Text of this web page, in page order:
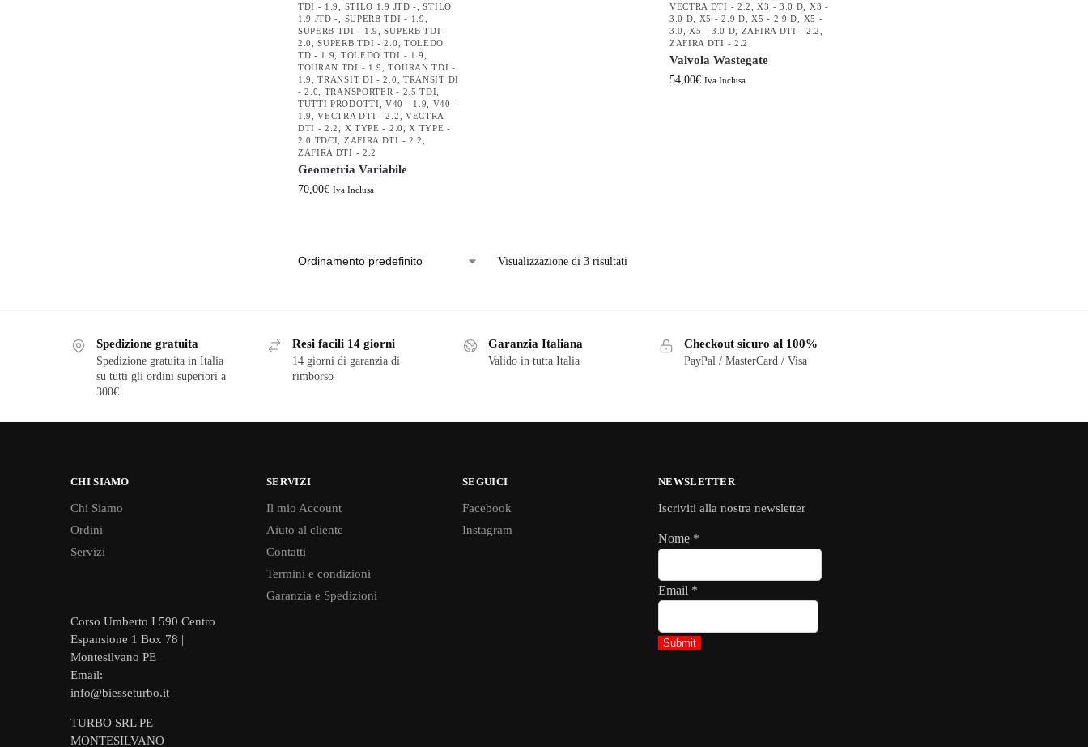
TDI - 1.9
STILO 1.9 JTD - ,STILO
1.9 JTD -
SUPERB TDI - 1.9
SUPERB TDI - 1.9
,SUPERB TDI -
2.0
,SUPERB TDI - 2.0
TOLEDO
TD - 1.9
TOLEDO TDI - 1.9
TOURAN TDI - 1.9
,TOURAN TDI -
1.9
,TRANSIT DI - 2.0
TRANSIT DI
- 2.0
TRANSPORTER - 2.5 TDI
TUTTI PRODOTTI
,V40 - 1.9
V40 -
1.9
,VECTRA DTI - 2.2
VECTRA
DTI - 2.2
X TYPE - 2.0 ,X TYPE -
2.0 TDCI
ZAFIRA DTI - 2.2
ZAFIRA DTI - 2.2
Geometria Variabile
70,00€ Iva Inclusa
VECTRA DTI - 2.2
,X3 - 3.0 D
X3 -
3.0 D
X5 - 2.9 D ,X5 - 2.9 D
X5 -
3.0
,X5 - 3.0 D ZAFIRA DTI - 2.2
ZAFIRA DTI - 2.2
Valvola Wastegate
54,00€ Iva Inclusa
Visualizzazione di 3 risultati
Spedizione gratuita
Spedizione gratuita in Italia
su tutti gli ordini superiori a
300€
Resi facili 14 giorni
14 giorni di garanzia di
rimborso
Garanzia Italiana
Valido in tutta Italia
Checkout sicuro al 100%
PayPal / MasterCard / Visa
CHI SIAMO
Chi Siamo
Ordini
Servizi
Corso Umberto I 590 Centro
Espansione 1 Box 78 |
Montesilvano PE
Email:
info@biesseturbo.it
TURBO SRL PE
MONTESILVANO
SERVIZI
Il mio Account
Aiuto al cliente
Contatti
Termini e condizioni
Garanzia e Spedizioni
SEGUICI
Facebook
Instagram
NEWSLETTER
Iscriviti alla nostra newsletter
Nome *
Email *
Submit